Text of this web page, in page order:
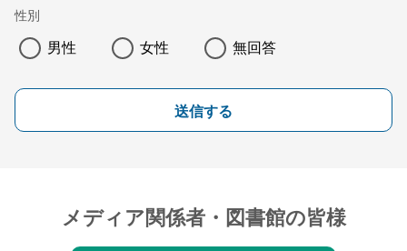
性別
男性 女性 無回答
送信する
メディア関係者・図書館の皆様